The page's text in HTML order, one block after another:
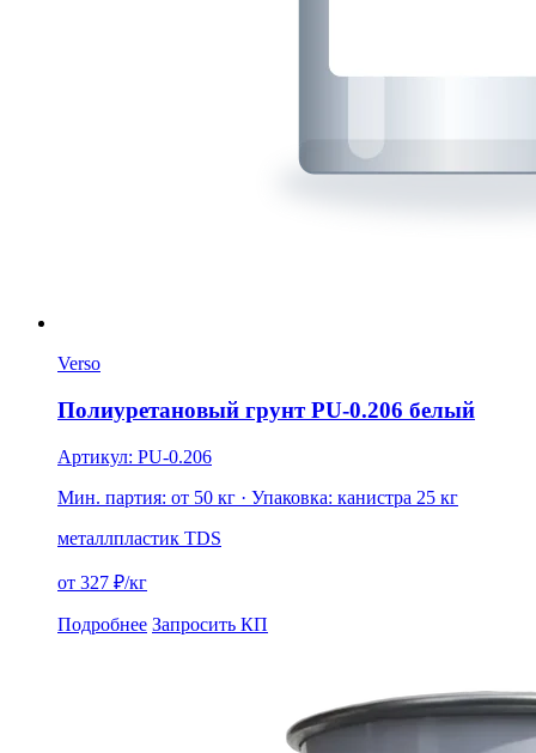
Verso
Полиуретановый грунт PU-0.206 белый
Артикул: PU-0.206
Мин. партия: от 50 кг · Упаковка: канистра 25 кг
металлпластик TDS
от 327 ₽/кг
Подробнее Запросить КП